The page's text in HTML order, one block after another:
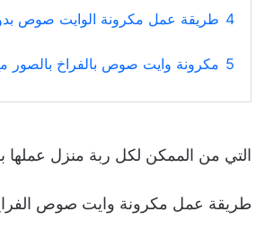
4 طريقة عمل مكرونة الوايت صوص
5 مكرونة وايت صوص بالفراخ بالصور
التي من الممكن لكل ربة منزل عملها
طريقة عمل مكرونة وايت صوص